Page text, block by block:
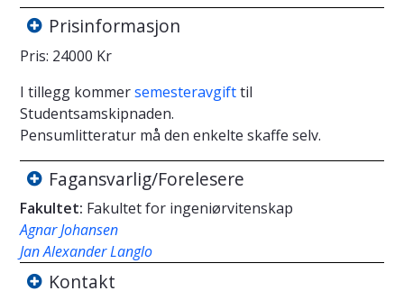
Prisinformasjon
Pris: 24000 Kr
I tillegg kommersemesteravgifttil
Studentsamskipnaden.
Pensumlitteratur må den enkelte skaffe selv.
Fagansvarlig/Forelesere
Fakultet: Fakultet for ingeniørvitenskap
Agnar Johansen
Jan Alexander Langlo
Kontakt